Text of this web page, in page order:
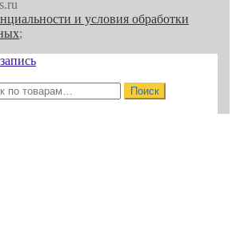
и условия обработки
;
Поиск